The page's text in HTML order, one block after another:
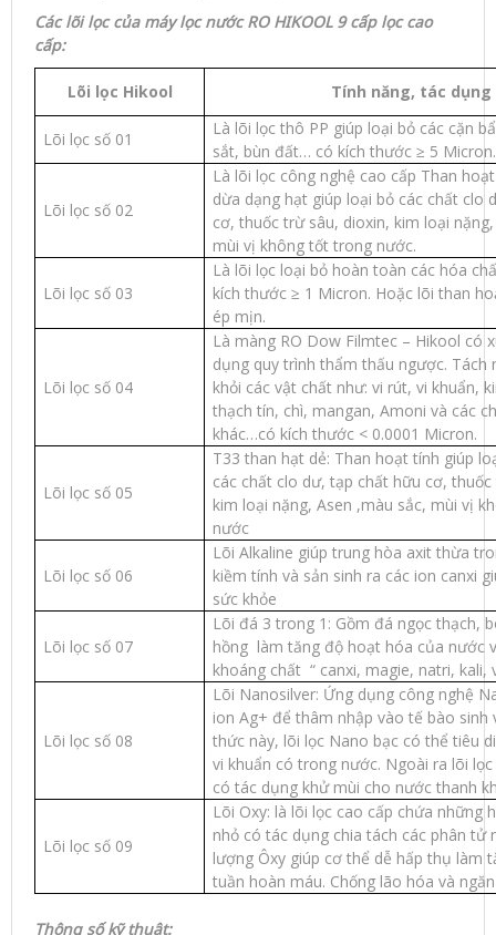
Các lõi lọc của máy lọc nước RO HIKOOL 9 cấp lọc cao
cấp:
Lõi lọc Hikool Tính năng, tác dụng
Lõi lọc số 01
Là lõi lọc thô PP giúp loại bỏ các cặn
sắt, bùn đất… có kích thước ≥ 5 Micron.
Lõi lọc số 02
Là lõi lọc công nghệ cao cấp Than
dừa dạng hạt giúp loại bỏ các chất clo
cơ, thuốc trừ sâu, dioxin, kim loại
mùi vị không tốt trong nước.
Lõi lọc số 03
Là lõi lọc loại bỏ hoàn toàn các hóa
kích thước ≥ 1 Micron. Hoặc lõi than
ép mịn.
Lõi lọc số 04
Là màng RO Dow Filmtec – Hikool có
dụng quy trình thẩm thấu ngược. Tách
khỏi các vật chất như: vi rút, vi khuẩn,
thạch tín, chì, mangan, Amoni và các
khác…có kích thước < 0.0001 Micron.
Lõi lọc số 05
T33 than hạt dẻ: Than hoạt tính giúp
các chất clo dư, tạp chất hữu cơ,
kim loại nặng, Asen ,màu sắc, mùi vị
nước
Lõi lọc số 06
Lõi Alkaline giúp trung hòa axit thừa
kiềm tính và sản sinh ra các ion canxi
sức khỏe
Lõi lọc số 07
Lõi đá 3 trong 1: Gồm đá ngọc thạch,
hồng làm tăng độ hoạt hóa của nước
khoáng chất “ canxi, magie, natri, kali,
Lõi lọc số 08
Lõi Nanosilver: Ứng dụng công nghệ
ion Ag+ để thâm nhập vào tế bào sinh
thức này, lõi lọc Nano bạc có thể tiêu
vi khuẩn có trong nước. Ngoài ra lõi
có tác dụng khử mùi cho nước thanh
Lõi lọc số 09
Lõi Oxy: là lõi lọc cao cấp chứa những
nhỏ có tác dụng chia tách các phân tử
lượng Ôxy giúp cơ thể dễ hấp thụ làm
tuần hoàn máu. Chống lão hóa và
Thông số kỹ thuật: